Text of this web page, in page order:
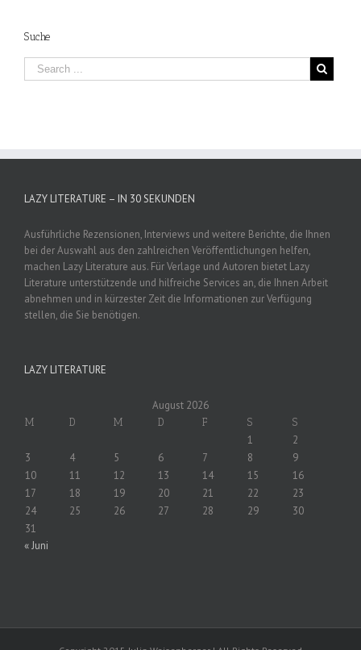
Suche
LAZY LITERATURE – IN 30 SEKUNDEN
Ausführliche Rezensionen, Interviews und weitere Berichte, die Ihnen
bei der Auswahl aus den zahlreichen Veröffentlichungen helfen,
machen Lazy Literature aus. Für Verlage und Autoren bietet Lazy
Literature unterstützende und hilfreiche Services an, die Ihnen Arbeit
abnehmen und in kürzester Zeit die Informationen zur Verfügung
stellen, die Sie benötigen.
LAZY LITERATURE
August 2026
M D M D F S S
1
2
3
4 5 6 7 8
9
10
11 12 13 14 15
16
17
18 19 20 21 22
23
24
25 26 27 28 29
30
31
« Juni